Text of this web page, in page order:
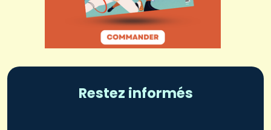
Restez informés